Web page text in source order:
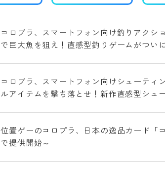
コロプラ、スマートフォン向け釣りアクシ
で巨大魚を狙え！直感型釣りゲームがつい
コロプラ、スマートフォン向けシューティ
ルアイテムを撃ち落とせ！新作直感型シュ
位置ゲーのコロプラ、日本の逸品カード「
で提供開始～